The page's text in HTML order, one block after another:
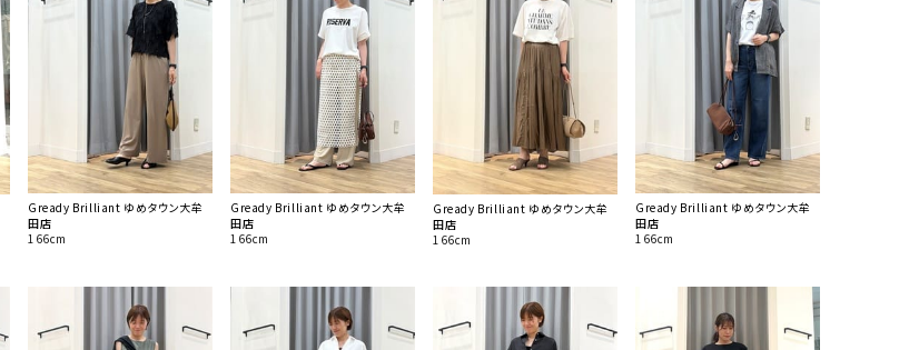
Gready Brilliant ゆめタウン大牟
田店
166cm
Gready Brilliant ゆめタウン大牟
田店
166cm
Gready Brilliant ゆめタウン大牟
田店
166cm
Gready Brilliant ゆめタウン大牟
田店
166cm